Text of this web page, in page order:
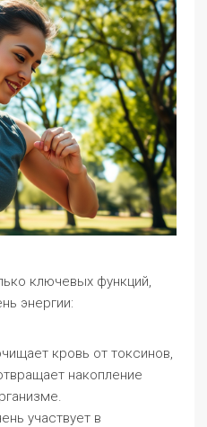
ключевых функций,
энергии:
кровь от токсинов,
накопление
участвует в